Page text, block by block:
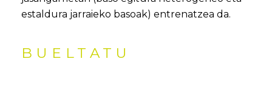
estaldura jarraieko basoak) entrenatzea da.
BUELTATU